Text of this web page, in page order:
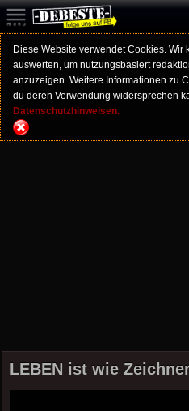
Diese Website verwendet Cookies.
auswerten, um nutzungsbasiert
anzuzeigen. Weitere Informationen zu
du deren Verwendung widersprechen
Datenschutzhinweisen.
LEBEN ist wie